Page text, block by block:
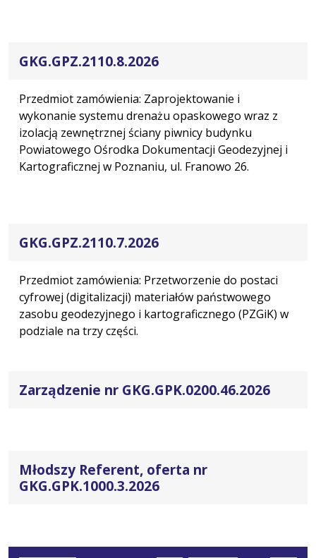
GKG.GPZ.2110.8.2026
Przedmiot zamówienia: Zaprojektowanie i
wykonanie systemu drenażu opaskowego wraz z
izolacją zewnętrznej ściany piwnicy budynku
Powiatowego Ośrodka Dokumentacji Geodezyjnej i
Kartograficznej w Poznaniu, ul. Franowo 26.
GKG.GPZ.2110.7.2026
Przedmiot zamówienia: Przetworzenie do postaci
cyfrowej (digitalizacji) materiałów państwowego
zasobu geodezyjnego i kartograficznego (PZGiK) w
podziale na trzy części.
Zarządzenie nr GKG.GPK.0200.46.2026
Młodszy Referent, oferta nr
GKG.GPK.1000.3.2026